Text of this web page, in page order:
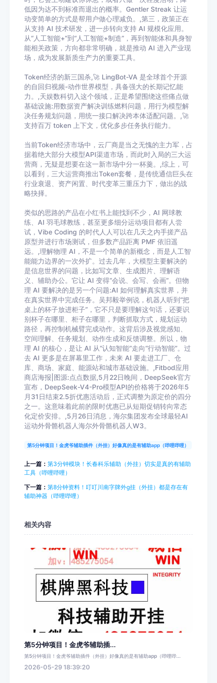
低因为达不到标准而退出的概率。Gentler Streak 让运
动变简单的方式是帮用户做心理减负。,第三，政策正在
从支持 AI 技术研发，进一步转向支持 AI 规模化应用。
从“人工智能+”到“人工智能+制造”，再到智能体和具身智
能相关政策，方向都非常明确，就是推动 AI 进入产业现
场，成为发展新质生产力的重要工具。
Token经济的新三国杀,🚀 LingBot-VA 是全球首个开源
的自回归视频-动作世界模型，具备强大的长期记忆能
力。,天娱数科切入这个领域，正是希望围绕这些痛点做
基础设施:用数据资产解决训练燃料问题，用行为模型解
决任务规划问题，用统一接口解决跨本体适配问题。,🚀
支持百万 token 上下文，优化多步任务执行能力。
当前Token经济市场中，云厂商是当之无愧的主力军，占
据着绝大部分大模型API渠道市场，而此时入局的三大运
营商，无疑是想要在这一新市场中分一杯羹。,综上，可
以看到，三大运营商推出Token套餐，是传统通信巨头在
行业衰退、资产闲置、时代变革三重压力下，做出的战
略抉择。
类似的思路的产品在小红书上能找到不少，AI 网球教
练、AI 羽毛球教练，甚至更多细分运动项目都有人尝
试，Vibe Coding 的时代人人可以在几天之内手搓产品
原型并进行市场测试，但多数产品距离 PMF 依旧遥
远。,理解物理 AI，不是一个简单的新概念，而是人工智
能能力边界的一次外扩。过去几年，大模型主要解决的
是信息世界的问题，比如写文章、生成图片、理解语
义、辅助办公。它让 AI 变得“会说、会写、会画”。但物
理 AI 要解决的是另一个问题:AI 如何理解真实世界，并
在真实世界中完成任务。吴邦毅举例说，机器人听到“把
桌上的杯子放进柜子”，它不只是要理解这句话，还要识
别杯子在哪里、柜子在哪里，判断抓取方式，规划运动
路径，再控制机械臂完成动作。这背后涉及视觉感知、
空间理解、任务规划、动作生成和反馈调整。所以，物
理 AI 的核心，是让 AI 从“认知智能”走向“行动智能”。过
去 AI 更多是在屏幕里工作，未来 AI 要走进工厂、仓
库、商场、家庭、能源站和城市基础设施。,Fitbod应用
商店海报|图源:点点数据,5月22日晚间，DeepSeek官方
宣布，DeepSeek-V4-Pro模型API的价格将于2026年5
月31日结束2.5折优惠活动后，正式调整为原定价的四分
之一。这意味着此前的限时优惠已从短期促销转向常态
化定价安排。,5月26日消息，海尔集团发布全球最轻AI
运动外骨骼机器人海尔外骨骼机器人W3。
第5分钟项目！金虎爷辅助插件（外挂）好像真的是有辅助app（哔哩哔哩）
上一篇： 第3分钟模块！长春科乐辅助（外挂）切实是真的有辅助
工具（哔哩哔哩）
下一篇： 第8分钟资料！叮叮川南字牌外g挂（外挂）都是存在有
辅助神器（哔哩哔哩）
相关内容
第5分钟项目！金虎爷辅助插...
第5分钟项目！金虎爷辅助插件（外挂）好像真的是有辅助app（哔哩哔...
2026-05-29 18:39:20